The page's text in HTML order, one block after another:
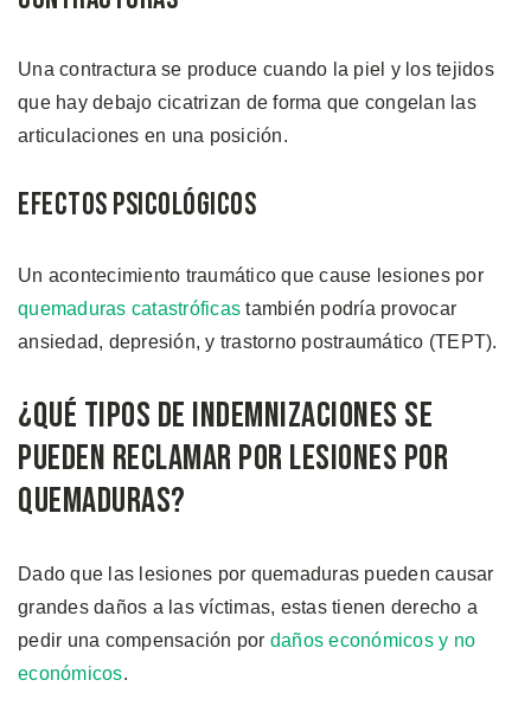
Una contractura se produce cuando la piel y los tejidos
que hay debajo cicatrizan de forma que congelan las
articulaciones en una posición.
Efectos Psicológicos
Un acontecimiento traumático que cause lesiones por
quemaduras catastróficas también podría provocar
ansiedad, depresión, y trastorno postraumático (TEPT).
¿Qué Tipos de Indemnizaciones se
Pueden Reclamar por Lesiones por
Quemaduras?
Dado que las lesiones por quemaduras pueden causar
grandes daños a las víctimas, estas tienen derecho a
pedir una compensación por daños económicos y no
económicos.